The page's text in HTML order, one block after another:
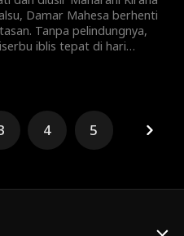
Damar Mahesa berhenti
Tanpa pelindungnya,
iblis tepat di hari
keabadian langit.
4 5